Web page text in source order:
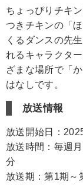
ちょっぴりチキ
つきチキンの「
くるダンスの先
れるキャラクタ
ざまな場所で「
はなしです。
放送情報
放送開始日：
放送時間：毎週
分
放送期：第1期～